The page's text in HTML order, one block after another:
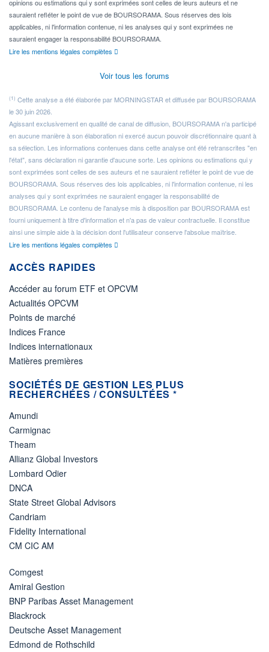
opinions ou estimations qui y sont exprimées sont celles de leurs auteurs et ne
sauraient refléter le point de vue de BOURSORAMA. Sous réserves des lois
applicables, ni l'information contenue, ni les analyses qui y sont exprimées ne
sauraient engager la responsabilité BOURSORAMA.
Lire les mentions légales complètes
Voir tous les forums
(1) Cette analyse a été élaborée par MORNINGSTAR et diffusée par BOURSORAMA
le 30 juin 2026.
Agissant exclusivement en qualité de canal de diffusion, BOURSORAMA n'a participé
en aucune manière à son élaboration ni exercé aucun pouvoir discrétionnaire quant à
sa sélection. Les informations contenues dans cette analyse ont été retranscrites "en
l'état", sans déclaration ni garantie d'aucune sorte. Les opinions ou estimations qui y
sont exprimées sont celles de ses auteurs et ne sauraient refléter le point de vue de
BOURSORAMA. Sous réserves des lois applicables, ni l'information contenue, ni les
analyses qui y sont exprimées ne sauraient engager la responsabilité de
BOURSORAMA. Le contenu de l'analyse mis à disposition par BOURSORAMA est
fourni uniquement à titre d'information et n'a pas de valeur contractuelle. Il constitue
ainsi une simple aide à la décision dont l'utilisateur conserve l'absolue maîtrise.
Lire les mentions légales complètes
ACCÈS RAPIDES
Accéder au forum ETF et OPCVM
Actualités OPCVM
Points de marché
Indices France
Indices internationaux
Matières premières
SOCIÉTÉS DE GESTION LES PLUS
RECHERCHÉES / CONSULTÉES *
Amundi
Carmignac
Theam
Allianz Global Investors
Lombard Odier
DNCA
State Street Global Advisors
Candriam
Fidelity International
CM CIC AM
Comgest
Amiral Gestion
BNP Paribas Asset Management
Blackrock
Deutsche Asset Management
Edmond de Rothschild